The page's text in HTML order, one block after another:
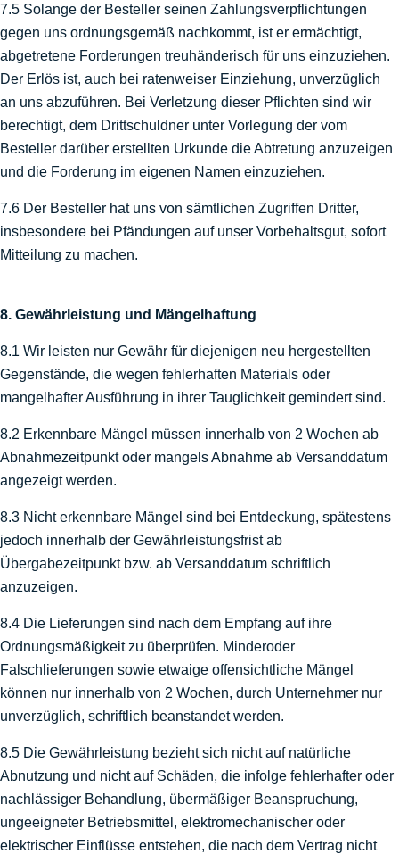
7.5 Solange der Besteller seinen Zahlungsverpflichtungen
gegen uns ordnungsgemäß nachkommt, ist er ermächtigt,
abgetretene Forderungen treuhänderisch für uns einzuziehen.
Der Erlös ist, auch bei ratenweiser Einziehung, unverzüglich
an uns abzuführen. Bei Verletzung dieser Pflichten sind wir
berechtigt, dem Drittschuldner unter Vorlegung der vom
Besteller darüber erstellten Urkunde die Abtretung anzuzeigen
und die Forderung im eigenen Namen einzuziehen.
7.6 Der Besteller hat uns von sämtlichen Zugriffen Dritter,
insbesondere bei Pfändungen auf unser Vorbehaltsgut, sofort
Mitteilung zu machen.
8. Gewährleistung und Mängelhaftung
8.1 Wir leisten nur Gewähr für diejenigen neu hergestellten
Gegenstände, die wegen fehlerhaften Materials oder
mangelhafter Ausführung in ihrer Tauglichkeit gemindert sind.
8.2 Erkennbare Mängel müssen innerhalb von 2 Wochen ab
Abnahmezeitpunkt oder mangels Abnahme ab Versanddatum
angezeigt werden.
8.3 Nicht erkennbare Mängel sind bei Entdeckung, spätestens
jedoch innerhalb der Gewährleistungsfrist ab
Übergabezeitpunkt bzw. ab Versanddatum schriftlich
anzuzeigen.
8.4 Die Lieferungen sind nach dem Empfang auf ihre
Ordnungsmäßigkeit zu überprüfen. Minderoder
Falschlieferungen sowie etwaige offensichtliche Mängel
können nur innerhalb von 2 Wochen, durch Unternehmer nur
unverzüglich, schriftlich beanstandet werden.
8.5 Die Gewährleistung bezieht sich nicht auf natürliche
Abnutzung und nicht auf Schäden, die infolge fehlerhafter oder
nachlässiger Behandlung, übermäßiger Beanspruchung,
ungeeigneter Betriebsmittel, elektromechanischer oder
elektrischer Einflüsse entstehen, die nach dem Vertrag nicht